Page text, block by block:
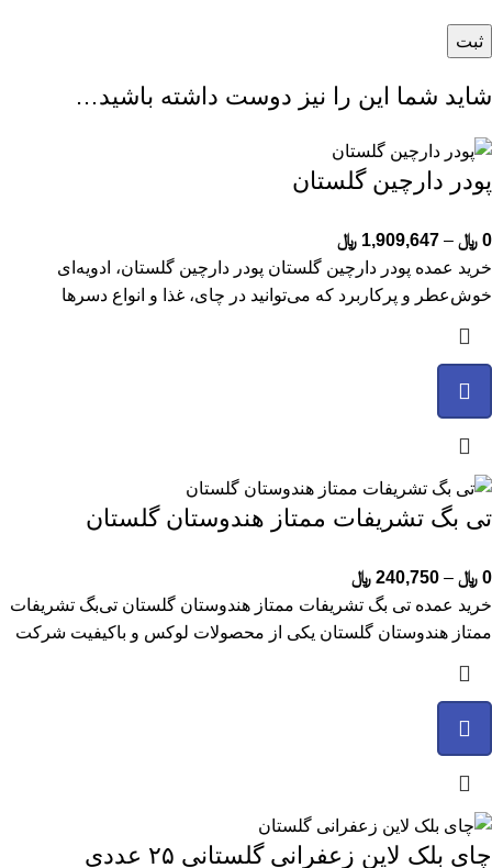
شاید شما این را نیز دوست داشته باشید…
پودر دارچین گلستان
0 ﷼ –
1,909,647 ﷼
خرید عمده پودر دارچین گلستان پودر دارچین گلستان، ادویه‌ای
خوش‌عطر و پرکاربرد که می‌توانید در چای، غذا و انواع دسرها
تی بگ تشریفات ممتاز هندوستان گلستان
0 ﷼ –
240,750 ﷼
خرید عمده تی بگ تشریفات ممتاز هندوستان گلستان تی‌بگ تشریفات
ممتاز هندوستان گلستان یکی از محصولات لوکس و باکیفیت شرکت
چای بلک لاین زعفرانی گلستانی ۲۵ عددی